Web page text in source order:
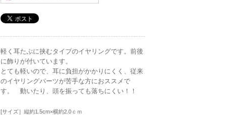
軽く耳たぶに挟むタイプのイヤリングです。前後
に飾りが付いています。
とても軽いので、耳に負担がかかりにくく、従来
のイヤリングパーツが苦手な方におススメで
す。 動いたり、頭を振っても落ちにくい！！
[サイズ］縦約1.5cm×横約2.0ｃｍ